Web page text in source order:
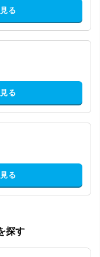
る
る
る
探す